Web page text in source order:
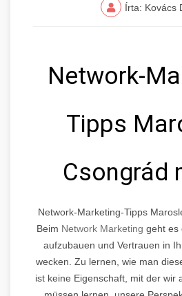
Írta: Kovács
Network-
Tipps
Csongrád
Network-Marketing-Tipps
Beim Network Marketing geht es
aufzubauen und Vertrauen in
wecken. Zu lernen, wie man
ist keine Eigenschaft, mit der wir